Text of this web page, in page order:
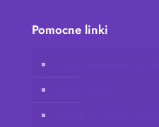
Pomocne linki